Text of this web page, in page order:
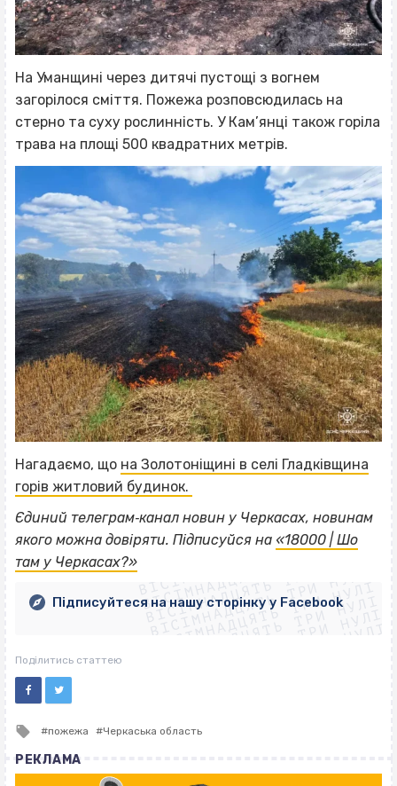
На Уманщині через дитячі пустощі з вогнем
загорілося сміття. Пожежа розповсюдилась на
стерно та суху рослинність. У Кам’янці також горіла
трава на площі 500 квадратних метрів.
Нагадаємо, що на Золотоніщині в селі Гладківщина
горів житловий будинок.
Єдиний телеграм‐канал новин у Черкасах, новинам
якого можна довіряти. Підписуйся на «18000 | Шо
там у Черкасах?»ВІСІМНАДЦЯТЬ ТРИ НУЛІ
ВІСІМНАДЦЯТЬ ТРИ НУЛІ
ВІСІМНАДЦЯТЬ ТРИ НУЛІ
ВІСІМНАДЦЯТЬ ТРИ НУЛІ
ВІСІМНАДЦЯТЬ ТРИ НУЛІ
ВІСІМНАДЦЯТЬ ТРИ НУЛІ
ВІСІМНАДЦЯТЬ ТРИ НУЛІ
ВІСІМНАДЦЯТЬ ТРИ НУЛІ
Підписуйтеся на нашу сторінку у Facebook
Поділитись статтею
Tagged
пожежа Черкаська область
РЕКЛАМА